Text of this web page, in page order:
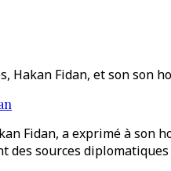
Fidan, et son son
Fidan, a exprimé à son
des sources